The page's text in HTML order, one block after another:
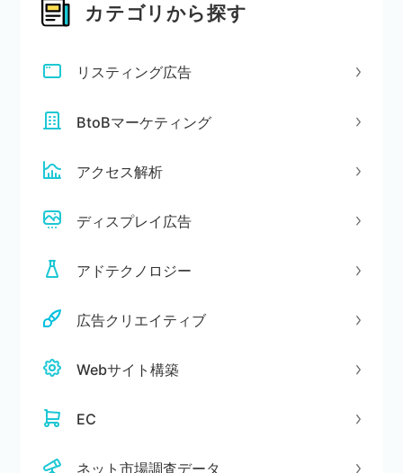
カテゴリから探す
リスティング広告
BtoBマーケティング
アクセス解析
ディスプレイ広告
アドテクノロジー
広告クリエイティブ
Webサイト構築
EC
ネット市場調査データ